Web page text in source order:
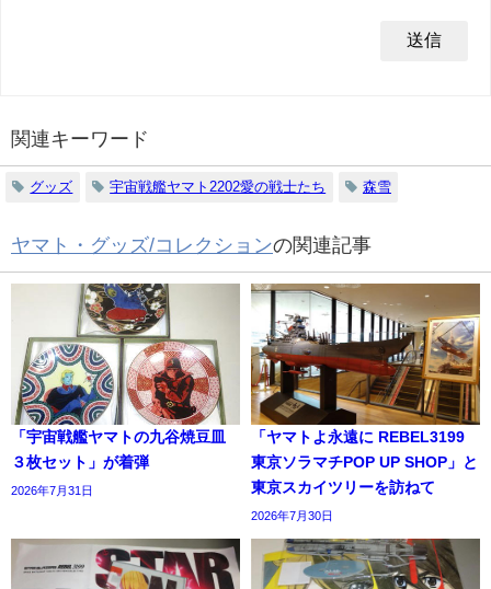
関連キーワード
グッズ 宇宙戦艦ヤマト2202愛の戦士たち 森雪
ヤマト・グッズ/コレクションの関連記事
「宇宙戦艦ヤマトの九谷焼豆皿
３枚セット」が着弾
2026年7月31日
「ヤマトよ永遠に REBEL3199
東京ソラマチPOP UP SHOP」と
東京スカイツリーを訪ねて
2026年7月30日